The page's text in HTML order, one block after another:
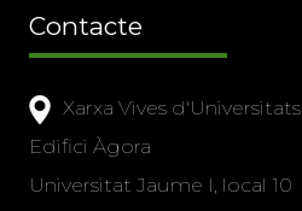
Contacte
Xarxa Vives d'Universitats
Edifici Àgora
Universitat Jaume I, local 10